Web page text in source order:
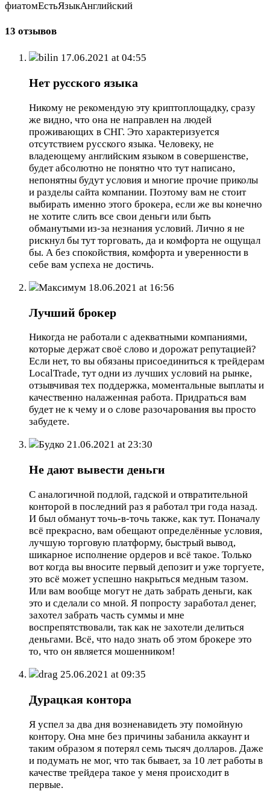
фиатомЕстьЯзыкАнглийский
13 отзывов
bilin 17.06.2021 at 04:55
Нет русского языка
Никому не рекомендую эту криптоплощадку, сразу
же видно, что она не направлен на людей
проживающих в СНГ. Это характеризуется
отсутствием русского языка. Человеку, не
владеющему английским языком в совершенстве,
будет абсолютно не понятно что тут написано,
непонятны будут условия и многие прочие приколы
и разделы сайта компании. Поэтому вам не стоит
выбирать именно этого брокера, если же вы конечно
не хотите слить все свои деньги или быть
обманутыми из-за незнания условий. Лично я не
рискнул бы тут торговать, да и комфорта не ощущал
бы. А без спокойствия, комфорта и уверенности в
себе вам успеха не достичь.
Максимум 18.06.2021 at 16:56
Лучший брокер
Никогда не работали с адекватными компаниями,
которые держат своё слово и дорожат репутацией?
Если нет, то вы обязаны присоединиться к трейдерам
LocalTrade, тут одни из лучших условий на рынке,
отзывчивая тех поддержка, моментальные выплаты и
качественно налаженная работа. Придраться вам
будет не к чему и о слове разочарования вы просто
забудете.
Будко 21.06.2021 at 23:30
Не дают вывести деньги
С аналогичной подлой, гадской и отвратительной
конторой в последний раз я работал три года назад.
И был обманут точь-в-точь также, как тут. Поначалу
всё прекрасно, вам обещают определённые условия,
лучшую торговую платформу, быстрый вывод,
шикарное исполнение ордеров и всё такое. Только
вот когда вы вносите первый депозит и уже торгуете,
это всё может успешно накрыться медным тазом.
Или вам вообще могут не дать забрать деньги, как
это и сделали со мной. Я попросту заработал денег,
захотел забрать часть суммы и мне
воспрепятствовали, так как не захотели делиться
деньгами. Всё, что надо знать об этом брокере это
то, что он является мошенником!
drag 25.06.2021 at 09:35
Дурацкая контора
Я успел за два дня возненавидеть эту помойную
контору. Она мне без причины забанила аккаунт и
таким образом я потерял семь тысяч долларов. Даже
и подумать не мог, что так бывает, за 10 лет работы в
качестве трейдера такое у меня происходит в
первые.